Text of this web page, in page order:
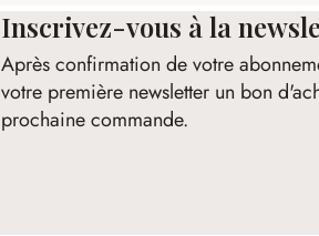
Inscrivez-vous à la
Après confirmation de votre
votre première newsletter un bon
prochaine commande.